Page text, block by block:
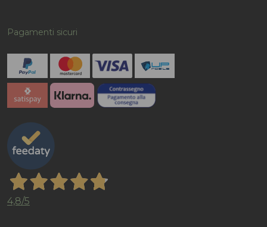
Pagamenti sicuri
4,8/5